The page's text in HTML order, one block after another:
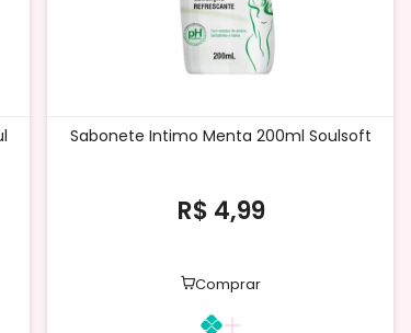
Sabonete Intimo Menta 200ml Soulsoft
R$ 4,99
Comprar